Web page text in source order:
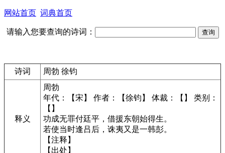
网站首页 词典首页
请输入您要查询的诗词：
诗词 周勃 徐钧
释义
周勃
年代：【宋】 作者：【徐钧】 体裁：【】 类别：
【】
功成无罪付廷平，借援东朝始得生。
若使当时逢吕后，诛夷又是一韩彭。
【注释】
【出处】